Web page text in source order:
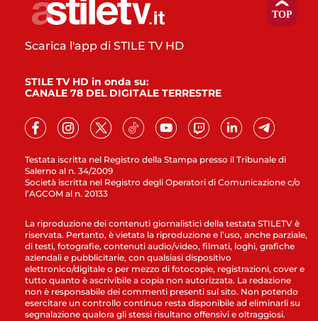
Testata iscritta nel Registro della Stampa presso il Tribunale di
Salerno al n. 34/2009
Società iscritta nel Registro degli Operatori di Comunicazione c/o
l’AGCOM al n. 20133
Scarica l'app di STILE TV HD
STILE TV HD in onda su:
CANALE 78 DEL DIGITALE TERRESTRE
La riproduzione dei contenuti giornalistici della testata STILETV è
riservata. Pertanto, è vietata la riproduzione e l’uso, anche parziale,
di testi, fotografie, contenuti audio/video, filmati, loghi, grafiche
aziendali e pubblicitarie, con qualsiasi dispositivo
elettronico/digitale o per mezzo di fotocopie, registrazioni, cover e
tutto quanto è ascrivibile a copia non autorizzata. La redazione
non è responsabile dei commenti presenti sul sito. Non potendo
esercitare un controllo continuo resta disponibile ad eliminarli su
segnalazione qualora gli stessi risultano offensivi e oltraggiosi.